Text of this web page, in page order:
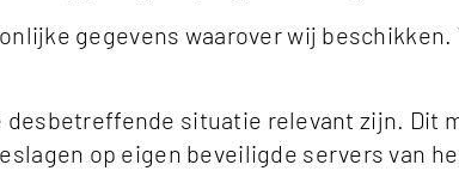
gegevens waarover wij
situatie relevant zijn. Dit
op eigen beveiligde servers van